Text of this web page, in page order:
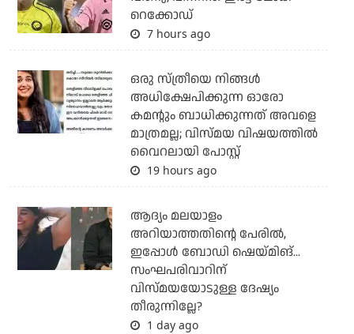
റെക്കോഡ്
7 hours ago
ഒരു സ്ത്രീയെ നിങ്ങള്‍
അധിക്ഷേപിക്കുന്ന ഓരോ
കമന്റും ബാധിക്കുന്നത് അവളെ
മാത്രമല്ല; വിസ്മയ വിഷയത്തില്‍
വൈറലായി പോസ്റ്റ്
19 hours ago
ആദ്യം മലയാളം
അറിയാത്തതിന്റെ പേരില്‍,
ഇപ്പോള്‍ ബോഡി ഷെയ്മിങ്...
സംഘപരിവാറിന്
വിസ്മയയോടുള്ള ദേഷ്യം
തീരുന്നില്ലേ?
1 day ago